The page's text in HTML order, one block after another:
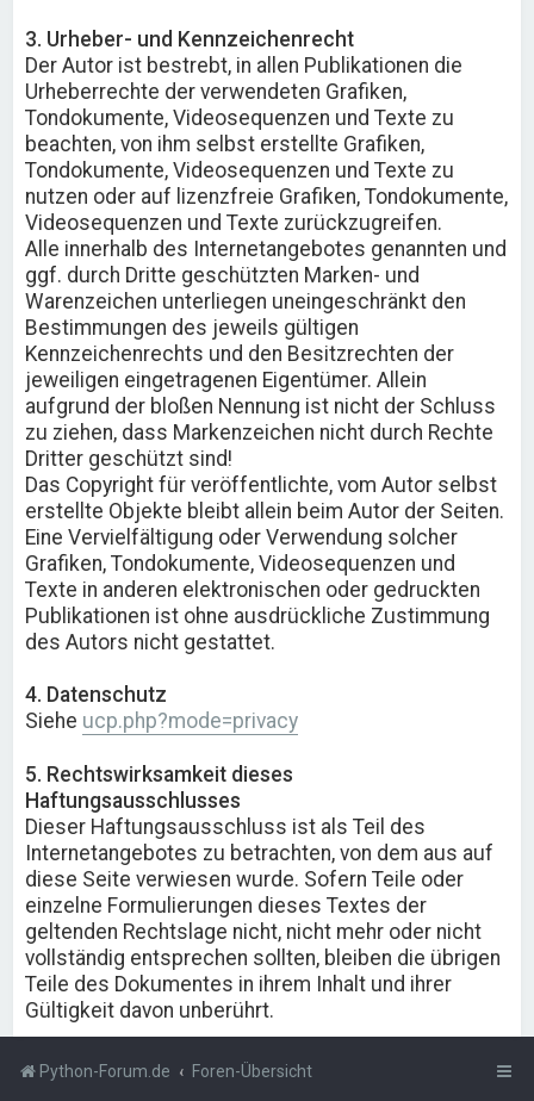
3. Urheber- und Kennzeichenrecht
Der Autor ist bestrebt, in allen Publikationen die
Urheberrechte der verwendeten Grafiken,
Tondokumente, Videosequenzen und Texte zu
beachten, von ihm selbst erstellte Grafiken,
Tondokumente, Videosequenzen und Texte zu
nutzen oder auf lizenzfreie Grafiken, Tondokumente,
Videosequenzen und Texte zurückzugreifen.
Alle innerhalb des Internetangebotes genannten und
ggf. durch Dritte geschützten Marken- und
Warenzeichen unterliegen uneingeschränkt den
Bestimmungen des jeweils gültigen
Kennzeichenrechts und den Besitzrechten der
jeweiligen eingetragenen Eigentümer. Allein
aufgrund der bloßen Nennung ist nicht der Schluss
zu ziehen, dass Markenzeichen nicht durch Rechte
Dritter geschützt sind!
Das Copyright für veröffentlichte, vom Autor selbst
erstellte Objekte bleibt allein beim Autor der Seiten.
Eine Vervielfältigung oder Verwendung solcher
Grafiken, Tondokumente, Videosequenzen und
Texte in anderen elektronischen oder gedruckten
Publikationen ist ohne ausdrückliche Zustimmung
des Autors nicht gestattet.
4. Datenschutz
Siehe ucp.php?mode=privacy
5. Rechtswirksamkeit dieses
Haftungsausschlusses
Dieser Haftungsausschluss ist als Teil des
Internetangebotes zu betrachten, von dem aus auf
diese Seite verwiesen wurde. Sofern Teile oder
einzelne Formulierungen dieses Textes der
geltenden Rechtslage nicht, nicht mehr oder nicht
vollständig entsprechen sollten, bleiben die übrigen
Teile des Dokumentes in ihrem Inhalt und ihrer
Gültigkeit davon unberührt.
Python-Forum.de Foren-Übersicht